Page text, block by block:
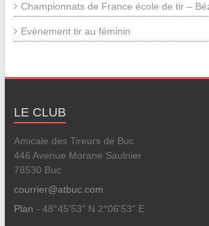
Championnats de France école de tir –
Evènement tir au féminin
LE CLUB
Amicale des Tireurs de Buc
446 Avenue Morane Saulnier
78530 Buc
courrier@atbuc.com
Plan - 48°45'53" N 2°06'53" E